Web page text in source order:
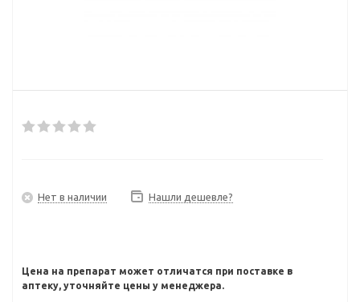
Нет в наличии Нашли дешевле?
Цена на препарат может отличатся при поставке в
аптеку, уточняйте цены у менеджера.